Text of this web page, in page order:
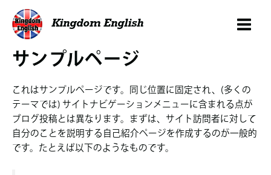
Kingdom English
サンプルページ
これはサンプルページです。同じ位置に固定され、(多くの
テーマでは) サイトナビゲーションメニューに含まれる点が
ブログ投稿とは異なります。まずは、サイト訪問者に対して
自分のことを説明する自己紹介ページを作成するのが一般的
です。たとえば以下のようなものです。